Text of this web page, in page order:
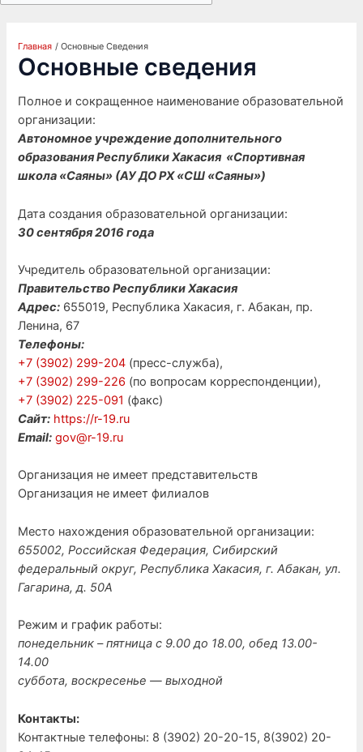
Главная Основные Сведения
Основные сведения
Полное и сокращенное наименование образовательной
организации:
Автономное учреждение дополнительного
образования Республики Хакасия «Спортивная
школа «Саяны» (АУ ДО РХ «СШ «Саяны»)
Дата создания образовательной организации:
30 сентября 2016 года
Учредитель образовательной организации:
Правительство Республики Хакасия
Адрес: 655019, Республика Хакасия, г. Абакан, пр.
Ленина, 67
Телефоны:
+7 (3902) 299-204 (пресс-служба),
+7 (3902) 299-226 (по вопросам корреспонденции),
+7 (3902) 225-091 (факс)
Сайт: https://r-19.ru
Email: gov@r-19.ru
Организация не имеет представительств
Организация не имеет филиалов
Место нахождения образовательной организации:
655002, Российская Федерация, Сибирский
федеральный округ, Республика Хакасия, г. Абакан, ул.
Гагарина, д. 50А
Режим и график работы:
понедельник – пятница с 9.00 до 18.00, обед 13.00-
14.00
суббота, воскресенье — выходной
Контакты:
Контактные телефоны: 8 (3902) 20-20-15, 8(3902) 20-